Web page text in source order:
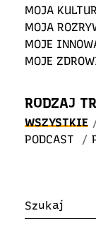
MOJA
MOJA
MOJE
MOJE
RODZAJ
WSZYSTKIE
PODCAST
/